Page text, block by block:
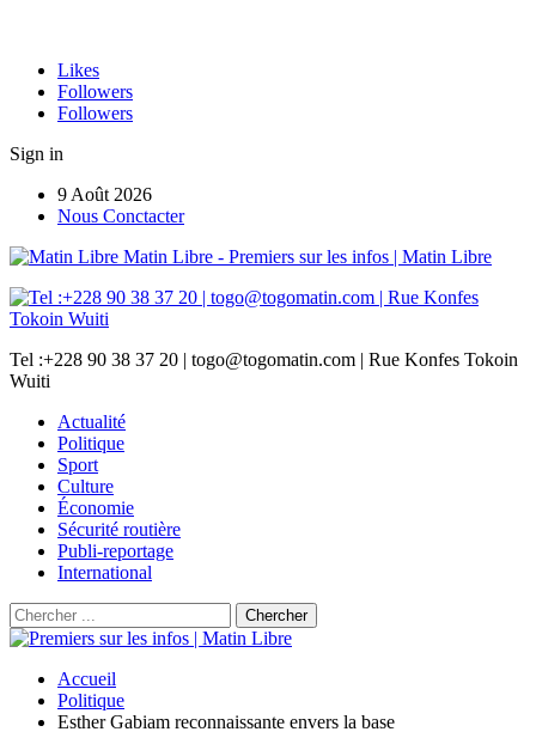
Likes
Followers
Followers
Sign in
9 Août 2026
Nous Conctacter
Matin Libre - Premiers sur les infos | Matin Libre
Tel :+228 90 38 37 20 | togo@togomatin.com | Rue Konfes Tokoin
Wuiti
Actualité
Politique
Sport
Culture
Économie
Sécurité routière
Publi-reportage
International
Accueil
Politique
Esther Gabiam reconnaissante envers la base